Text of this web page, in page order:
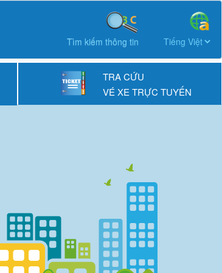
Tìm kiếm thông tin
TRA CỨU
VÉ XE TRỰC TUYẾN